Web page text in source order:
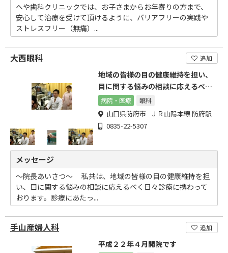
へや歯科クリニックでは、お子さまからお年寄りの方まで、
安心して治療を受けて頂けるように、バリアフリーの実践や
ストレスフリー（無痛）...
大西眼科 追加
地域の皆様の目の健康維持を担い、
目に関する悩みの相談に応えるべく
日々診療に携わっております
病院・医療 眼科
山口県防府市 ＪＲ山陽本線 防府駅
0835-22-5307
メッセージ
～院長あいさつ～ 私共は、地域の皆様の目の健康維持を担
い、目に関する悩みの相談に応えるべく日々診療に携わって
おります。診療にあたっ...
手山産婦人科 追加
平成２２年４月開院です